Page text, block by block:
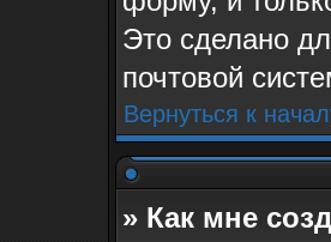
Это сделано
почтовой
Вернуться к
» Как мне